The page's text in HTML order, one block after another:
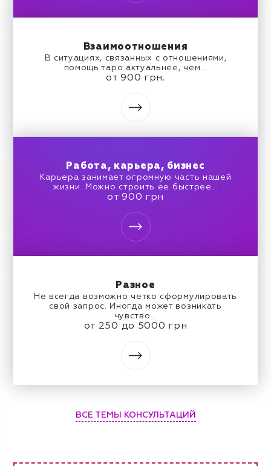
Взаимоотношения
В ситуациях, связанных с отношениями,
помощь таро актуальнее, чем...
от 900 грн.
Работа, карьера, бизнес
Карьера занимает огромную часть нашей
жизни. Можно строить ее быстрее...
от 900 грн
Разное
Не всегда возможно четко сформулировать
свой запрос. Иногда может возникать
чувство...
от 250 до 5000 грн
ВСЕ ТЕМЫ КОНСУЛЬТАЦИЙ